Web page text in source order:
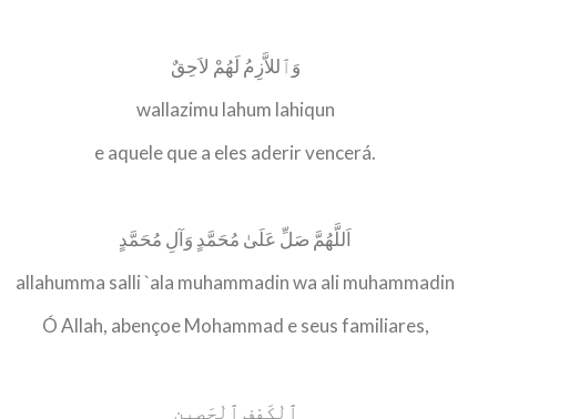
وَٱللاَّزِمُ لَهُمْ لاَحِقٌ
wallazimu lahum lahiqun
e aquele que a eles aderir vencerá.
اَللَّهُمَّ صَلِّ عَلَىٰ مُحَمَّدٍ وَآلِ مُحَمَّدٍ
allahumma salli `ala muhammadin wa ali muhammadin
Ó Allah, abençoe Mohammad e seus familiares,
ٱلْكَهْفِ ٱلْحَصِينِ